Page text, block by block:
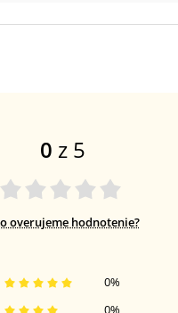
0 z 5
overujeme hodnotenie?
0%
0%